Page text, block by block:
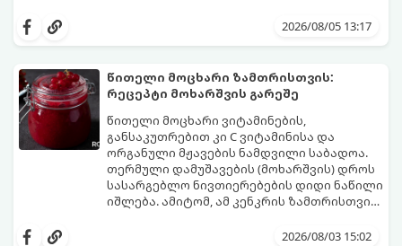
საოცრად დახვეწილ და მაგრილებელ
და მის მომზადებას მინიმალური
პორცია
2026/08/05 13:17
წითელი მოცხარი ზამთრისთვის:
რეცეპტი მოხარშვის გარეშე
წითელი მოცხარი ვიტამინების,
განსაკუთრებით კი C ვიტამინისა და
ორგანული მჟავების ნამდვილი საბადოა.
თერმული დამუშავების (მოხარშვის) დროს
სასარგებლო ნივთიერებების დიდი ნაწილი
იშლება. ამიტომ, ამ კენკრის ზამთრისთვის
მომზადებაა - მოხარშვის გარეშე.
ბუნებრივ, კაშკაშა გემოს, არომატს და
2026/08/03 15:02